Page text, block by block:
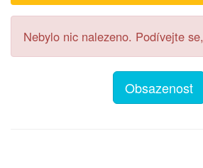
Nebylo nic nalezeno. Podívejte se,
Obsazenost